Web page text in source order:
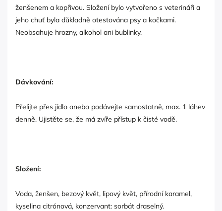
ženšenem a kopřivou. Složení bylo vytvořeno s veterináři a
jeho chuť byla důkladně otestována psy a kočkami.
Neobsahuje hrozny, alkohol ani bublinky.
Dávkování:
Přelijte přes jídlo anebo podávejte samostatně, max. 1 láhev
denně. Ujistěte se, že má zvíře přístup k čisté vodě.
Složení:
Voda, ženšen, bezový květ, lipový květ, přírodní karamel,
kyselina citrónová, konzervant: sorbát draselný.